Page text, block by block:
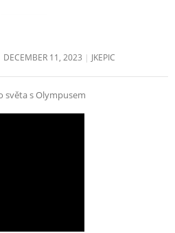
DECEMBER 11, 2023 JKEPIC
světa s Olympusem